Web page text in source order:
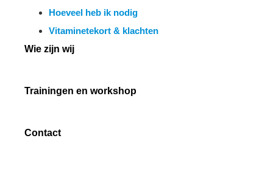
Hoeveel heb ik nodig
Vitaminetekort & klachten
Wie zijn wij
Trainingen en workshop
Contact